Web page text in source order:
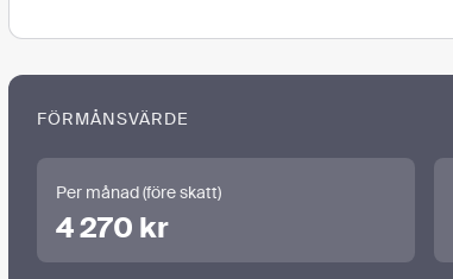
FÖRMÅNSVÄRDE
Per månad (före skatt)
4 270 kr